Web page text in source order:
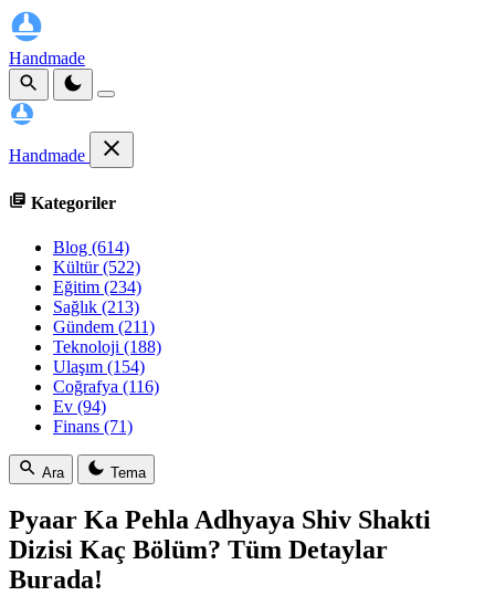
Handmade
Handmade
Kategoriler
Blog (614)
Kültür(522)
Eğitim (234)
Sağlık (213)
Gündem (211)
Teknoloji (188)
Ulaşım (154)
Coğrafya (116)
Ev (94)
Finans (71)
Ara Tema
Pyaar Ka Pehla Adhyaya Shiv Shakti
Dizisi Kaç Bölüm? Tüm Detaylar
Burada!